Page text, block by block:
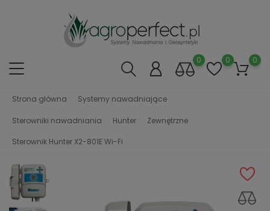
0 0 0
Strona główna Systemy nawadniające
Sterowniki nawadniania Hunter Zewnętrzne
Sterownik Hunter X2-801E Wi-Fi